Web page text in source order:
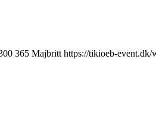
365 Majbritt https://tikioeb-event.dk/